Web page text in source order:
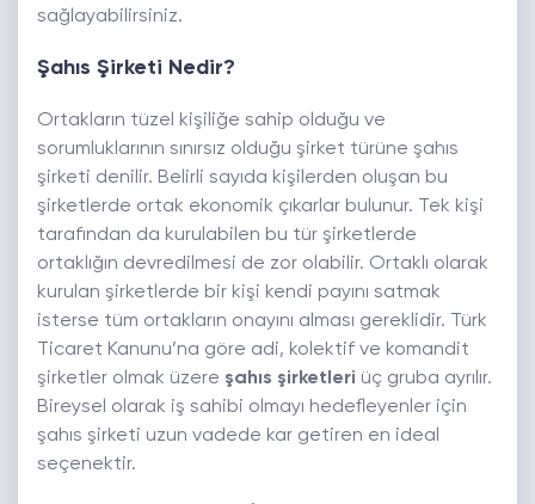
sağlayabilirsiniz.
Şahıs Şirketi Nedir?
Ortakların tüzel kişiliğe sahip olduğu ve
sorumluklarının sınırsız olduğu şirket türüne şahıs
şirketi denilir. Belirli sayıda kişilerden oluşan bu
şirketlerde ortak ekonomik çıkarlar bulunur. Tek kişi
tarafından da kurulabilen bu tür şirketlerde
ortaklığın devredilmesi de zor olabilir. Ortaklı olarak
kurulan şirketlerde bir kişi kendi payını satmak
isterse tüm ortakların onayını alması gereklidir. Türk
Ticaret Kanunu’na göre adi, kolektif ve komandit
şirketler olmak üzere şahıs şirketleri üç gruba ayrılır.
Bireysel olarak iş sahibi olmayı hedefleyenler için
şahıs şirketi uzun vadede kar getiren en ideal
seçenektir.